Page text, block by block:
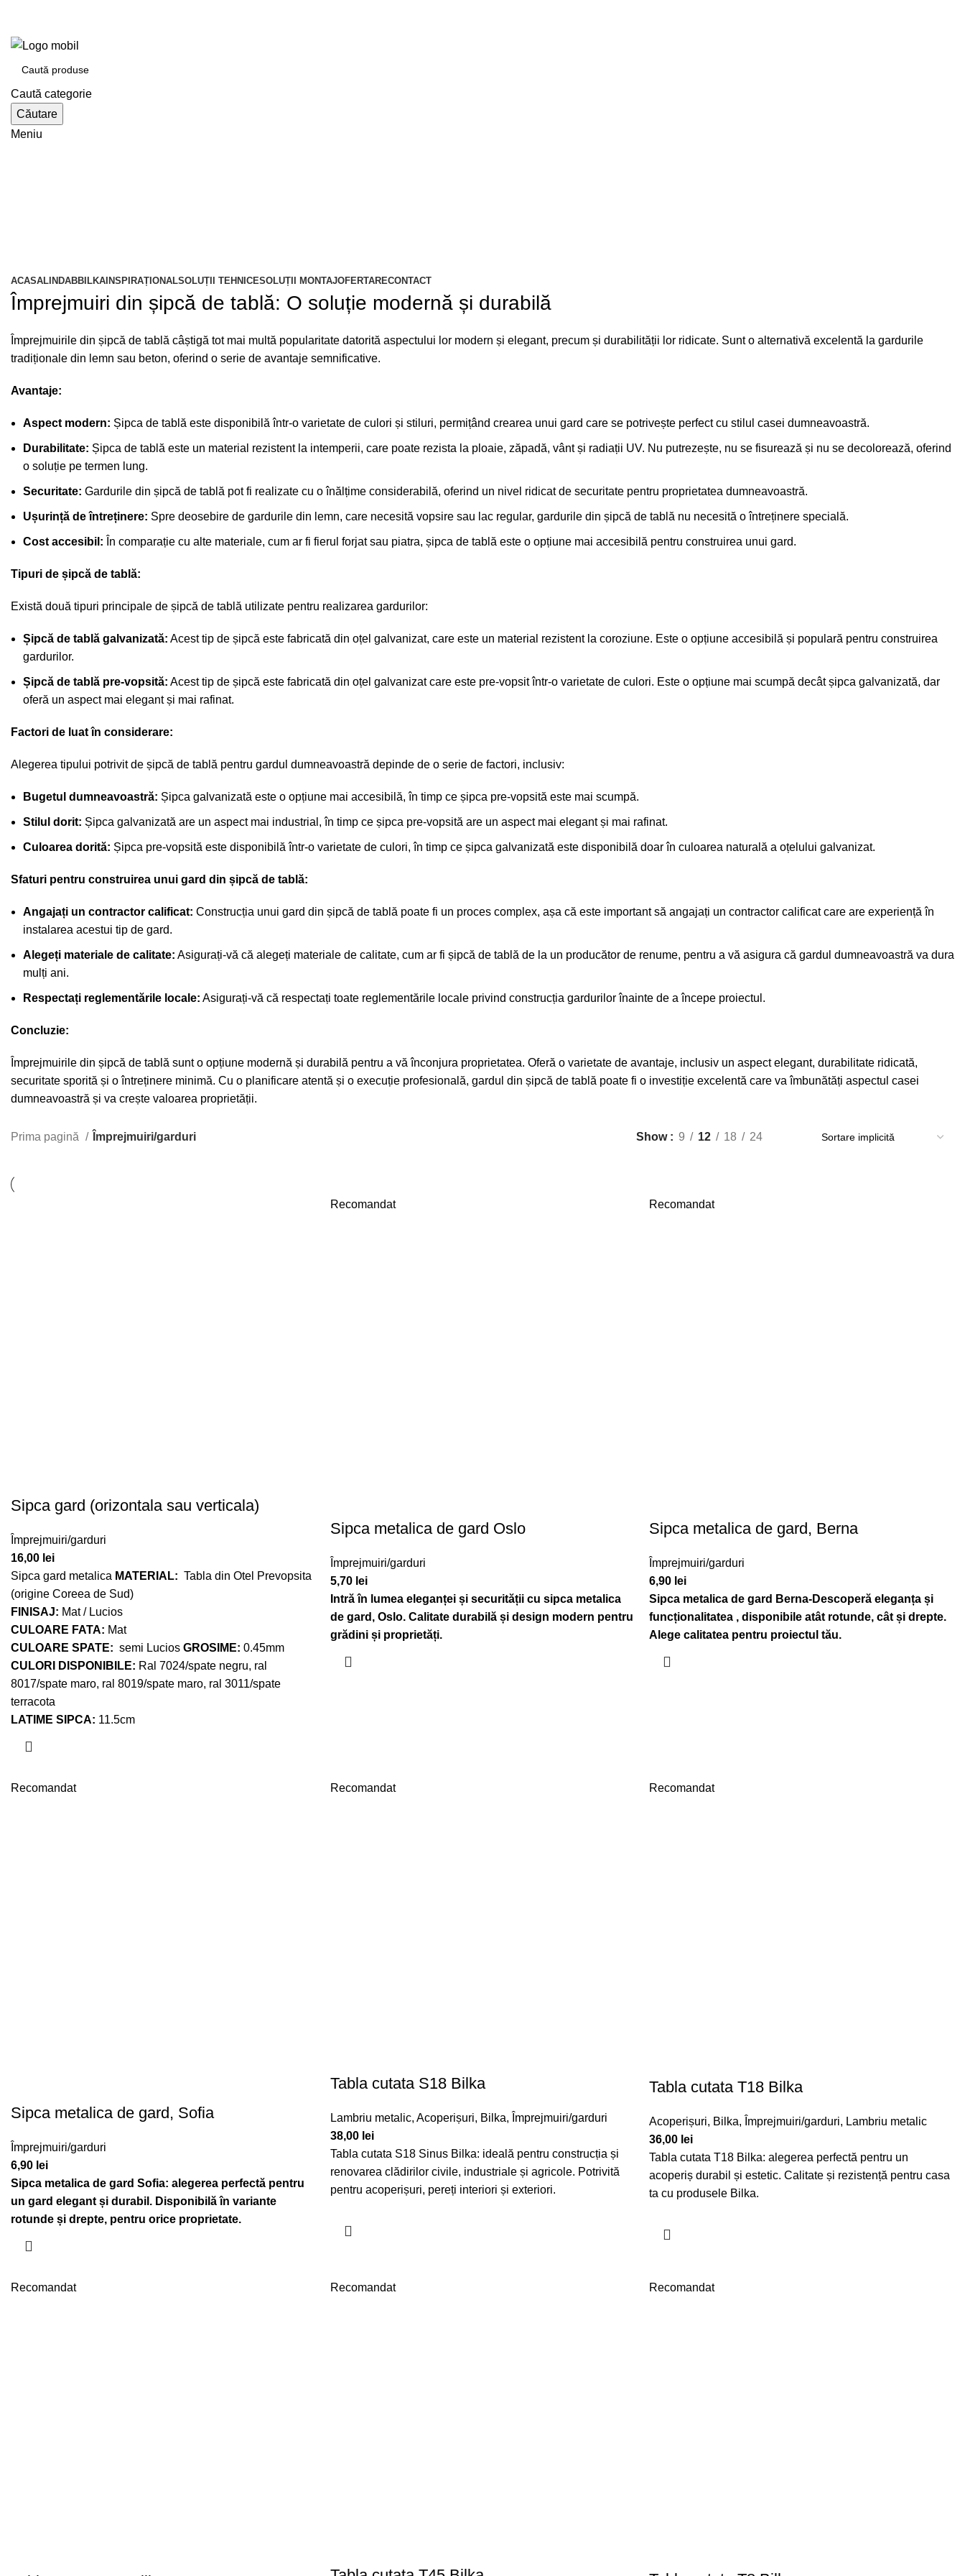
Caută categorie
Căutare
Meniu
ACASALINDABBILKAINSPIRAȚIONALSOLUȚII TEHNICESOLUȚII MONTAJOFERTARECONTACT
Împrejmuiri din șipcă de tablă: O soluție modernă și durabilă
Împrejmuirile din șipcă de tablă câștigă tot mai multă popularitate datorită aspectului lor modern și elegant, precum și durabilității lor ridicate. Sunt o alternativă excelentă la gardurile
tradiționale din lemn sau beton, oferind o serie de avantaje semnificative.
Avantaje:
Aspect modern: Șipca de tablă este disponibilă într-o varietate de culori și stiluri, permițând crearea unui gard care se potrivește perfect cu stilul casei dumneavoastră.
Durabilitate: Șipca de tablă este un material rezistent la intemperii, care poate rezista la ploaie, zăpadă, vânt și radiații UV. Nu putrezește, nu se fisurează și nu se decolorează, oferind
o soluție pe termen lung.
Securitate: Gardurile din șipcă de tablă pot fi realizate cu o înălțime considerabilă, oferind un nivel ridicat de securitate pentru proprietatea dumneavoastră.
Ușurință de întreținere: Spre deosebire de gardurile din lemn, care necesită vopsire sau lac regular, gardurile din șipcă de tablă nu necesită o întreținere specială.
Cost accesibil: În comparație cu alte materiale, cum ar fi fierul forjat sau piatra, șipca de tablă este o opțiune mai accesibilă pentru construirea unui gard.
Tipuri de șipcă de tablă:
Există două tipuri principale de șipcă de tablă utilizate pentru realizarea gardurilor:
Șipcă de tablă galvanizată: Acest tip de șipcă este fabricată din oțel galvanizat, care este un material rezistent la coroziune. Este o opțiune accesibilă și populară pentru construirea
gardurilor.
Șipcă de tablă pre-vopsită: Acest tip de șipcă este fabricată din oțel galvanizat care este pre-vopsit într-o varietate de culori. Este o opțiune mai scumpă decât șipca galvanizată, dar
oferă un aspect mai elegant și mai rafinat.
Factori de luat în considerare:
Alegerea tipului potrivit de șipcă de tablă pentru gardul dumneavoastră depinde de o serie de factori, inclusiv:
Bugetul dumneavoastră: Șipca galvanizată este o opțiune mai accesibilă, în timp ce șipca pre-vopsită este mai scumpă.
Stilul dorit: Șipca galvanizată are un aspect mai industrial, în timp ce șipca pre-vopsită are un aspect mai elegant și mai rafinat.
Culoarea dorită: Șipca pre-vopsită este disponibilă într-o varietate de culori, în timp ce șipca galvanizată este disponibilă doar în culoarea naturală a oțelului galvanizat.
Sfaturi pentru construirea unui gard din șipcă de tablă:
Angajați un contractor calificat: Construcția unui gard din șipcă de tablă poate fi un proces complex, așa că este important să angajați un contractor calificat care are experiență în
instalarea acestui tip de gard.
Alegeți materiale de calitate: Asigurați-vă că alegeți materiale de calitate, cum ar fi șipcă de tablă de la un producător de renume, pentru a vă asigura că gardul dumneavoastră va dura
mulți ani.
Respectați reglementările locale: Asigurați-vă că respectați toate reglementările locale privind construcția gardurilor înainte de a începe proiectul.
Concluzie:
Împrejmuirile din șipcă de tablă sunt o opțiune modernă și durabilă pentru a vă înconjura proprietatea. Oferă o varietate de avantaje, inclusiv un aspect elegant, durabilitate ridicată,
securitate sporită și o întreținere minimă. Cu o planificare atentă și o execuție profesională, gardul din șipcă de tablă poate fi o investiție excelentă care va îmbunătăți aspectul casei
dumneavoastră și va crește valoarea proprietății.
Prima pagină Împrejmuiri/garduri Show 9 12 18 24
Sipca gard (orizontala sau verticala)
Împrejmuiri/garduri
16,00 lei
Sipca gard metalica MATERIAL: Tabla din Otel Prevopsita
(origine Coreea de Sud)
FINISAJ: Mat / Lucios
CULOARE FATA: Mat
CULOARE SPATE: semi Lucios GROSIME: 0.45mm
CULORI DISPONIBILE: Ral 7024/spate negru, ral
8017/spate maro, ral 8019/spate maro, ral 3011/spate
terracota
LATIME SIPCA: 11.5cm
Recomandat
Sipca metalica de gard Oslo
Împrejmuiri/garduri
5,70 lei
Intră în lumea eleganței și securității cu sipca metalica
de gard, Oslo. Calitate durabilă și design modern pentru
grădini și proprietăți.
Recomandat
Sipca metalica de gard, Berna
Împrejmuiri/garduri
6,90 lei
Sipca metalica de gard Berna-Descoperă eleganța și
funcționalitatea , disponibile atât rotunde, cât și drepte.
Alege calitatea pentru proiectul tău.
Recomandat
Sipca metalica de gard, Sofia
Împrejmuiri/garduri
6,90 lei
Sipca metalica de gard Sofia: alegerea perfectă pentru
un gard elegant și durabil. Disponibilă în variante
rotunde și drepte, pentru orice proprietate.
Recomandat
Tabla cutata S18 Bilka
Lambriu metalic, Acoperișuri, Bilka, Împrejmuiri/garduri
38,00 lei
Tabla cutata S18 Sinus Bilka: ideală pentru construcția și
renovarea clădirilor civile, industriale și agricole. Potrivită
pentru acoperișuri, pereți interiori și exteriori.
Recomandat
Tabla cutata T18 Bilka
Acoperișuri, Bilka, Împrejmuiri/garduri, Lambriu metalic
36,00 lei
Tabla cutata T18 Bilka: alegerea perfectă pentru un
acoperiș durabil și estetic. Calitate și rezistență pentru casa
ta cu produsele Bilka.
Recomandat Recomandat Recomandat